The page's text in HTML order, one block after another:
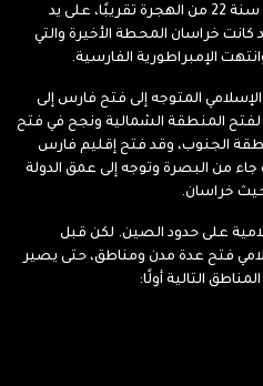
الإسلامي لبلاد فارس. وقد تم الفتح سنة 22 من الهجرة تقريبًا، على يد
خراسان المحطة الأخيرة والتي
الإمبراطورية الفارسية.
المتوجه إلى فتح فارس إلى
المنطقة الشمالية ونجح في فتح
الجنوب، وقد فتح إقليم فارس
من البصرة وتوجه إلى عمق الدولة
خراسان.
على حدود الصين. لكن قبل
فتح عدة مدن ومناطق، حتى يصير
التالية أولًا: